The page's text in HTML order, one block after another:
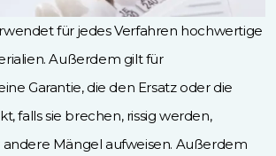
für jedes Verfahren hochwertige
Außerdem gilt für
Garantie, die den Ersatz oder die
falls sie brechen, rissig werden,
Mängel aufweisen. Außerdem